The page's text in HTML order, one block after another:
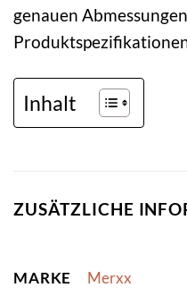
genauen
Inhalt
ZUSÄTZLICHE
MARKE Merxx